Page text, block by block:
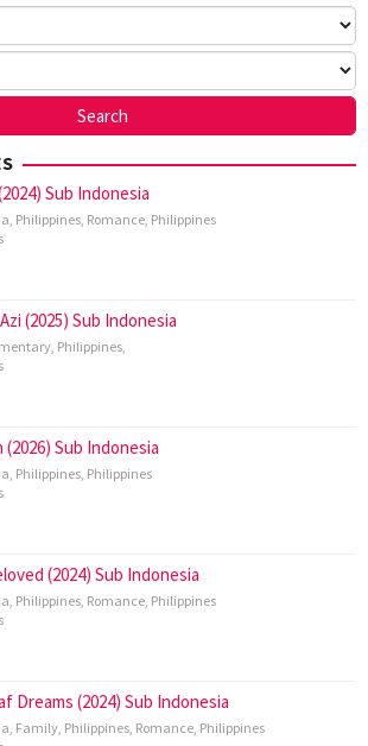
Sub Indonesia
Philippines Romance Philippines
(2025) Sub Indonesia
Philippines
Sub Indonesia
Philippines Philippines
(2024) Sub Indonesia
Philippines Romance Philippines
Dreams (2024) Sub Indonesia
Family Philippines Romance Philippines